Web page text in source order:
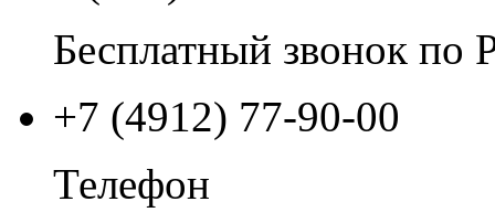
Бесплатный звонок по
+7 (4912) 77-90-00
Телефон